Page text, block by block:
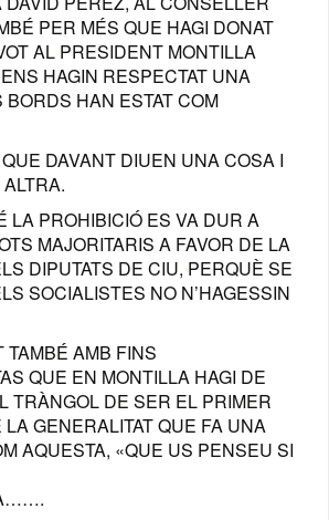
PER MÉS QUE HAGI DONAT
AL PRESIDENT MONTILLA
HAGIN RESPECTAT UNA
BORDS HAN ESTAT COM
DAVANT DIUEN UNA COSA I
LA PROHIBICIÓ ES VA DUR A
MAJORITARIS A FAVOR DE LA
DIPUTATS DE CIU, PERQUÈ SE
SOCIALISTES NO N’HAGESSIN
TAMBÉ AMB FINS
QUE EN MONTILLA HAGI DE
TRÀNGOL DE SER EL PRIMER
GENERALITAT QUE FA UNA
AQUESTA, «QUE US PENSEU SI